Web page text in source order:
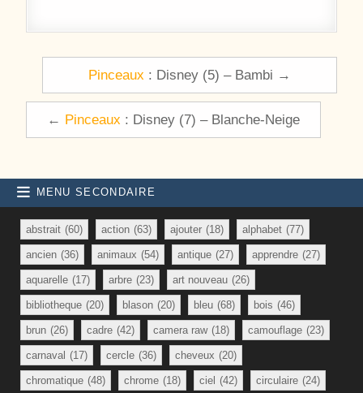
Navigation de l’article
Pinceaux : Disney (5) – Bambi →
← Pinceaux : Disney (7) – Blanche-Neige
MENU SECONDAIRE
abstrait (60) action (63) ajouter (18) alphabet (77)
ancien (36) animaux (54) antique (27) apprendre (27)
aquarelle (17) arbre (23) art nouveau (26)
bibliotheque (20) blason (20) bleu (68) bois (46)
brun (26) cadre (42) camera raw (18) camouflage (23)
carnaval (17) cercle (36) cheveux (20)
chromatique (48) chrome (18) ciel (42) circulaire (24)